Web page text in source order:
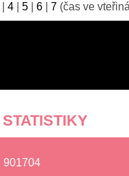
|4 |5 |6 |7 (čas ve
STATISTIKY
901704